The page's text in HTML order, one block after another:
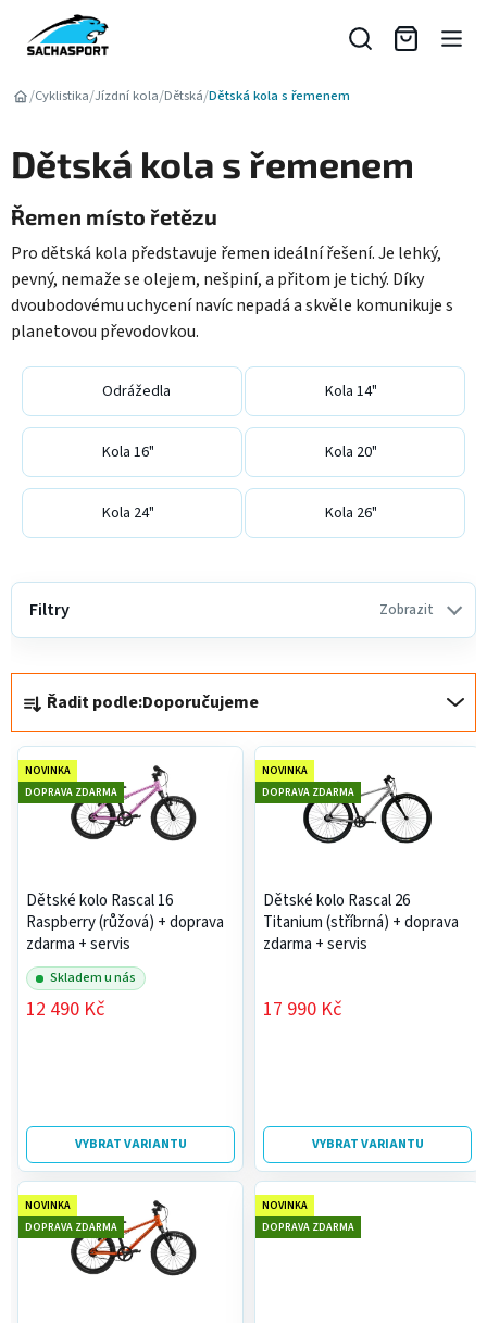
obsah
/Cyklistika/Jízdní kola/Dětská/Dětská kola s řemenem
Dětská kola s řemenem
Řemen místo řetězu
Pro dětská kola představuje řemen ideální řešení. Je lehký,
pevný, nemaže se olejem, nešpiní, a přitom je tichý. Díky
dvoubodovému uchycení navíc nepadá a skvěle komunikuje s
planetovou převodovkou.
Odrážedla Kola 14"
Kola 16" Kola 20"
Kola 24" Kola 26"
a
z
e
n
Řadit podle:Doporučujeme
Filtry Zobrazit
V
p
p
r
d
Dětské kolo Rascal 16
Raspberry (růžová) + doprava
zdarma + servis
Skladem u nás
12 490 Kč
VYBRAT VARIANTU
NOVINKA
DOPRAVA ZDARMA
Dětské kolo Rascal 26
Titanium (stříbrná) + doprava
zdarma + servis
17 990 Kč
VYBRAT VARIANTU
NOVINKA
DOPRAVA ZDARMA
NOVINKA
DOPRAVA ZDARMA
NOVINKA
DOPRAVA ZDARMA